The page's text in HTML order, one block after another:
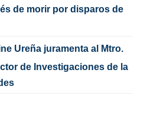
de morir por disparos de
Ureña juramenta al Mtro.
de Investigaciones de la